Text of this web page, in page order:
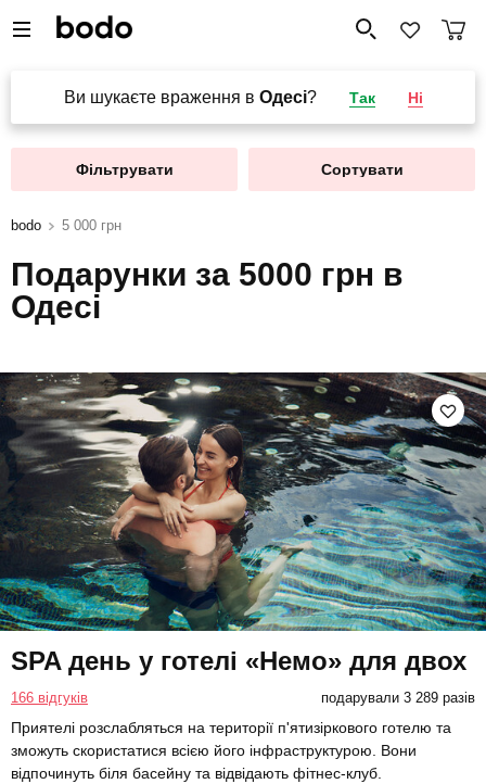
Ви шукаєте враження в Одесі? Так Ні
Фільтрувати Сортувати
bodo 5 000 грн
Подарунки за 5000 грн в
Одесі
SPA день у готелі «Немо» для двох
166 відгуків подарували 3 289 разів
Приятелі розслабляться на території п'ятизіркового готелю та
зможуть скористатися всією його інфраструктурою. Вони
відпочинуть біля басейну та відвідають фітнес-клуб.